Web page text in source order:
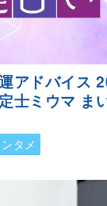
アドバイス
士ミウマ ま
タメ